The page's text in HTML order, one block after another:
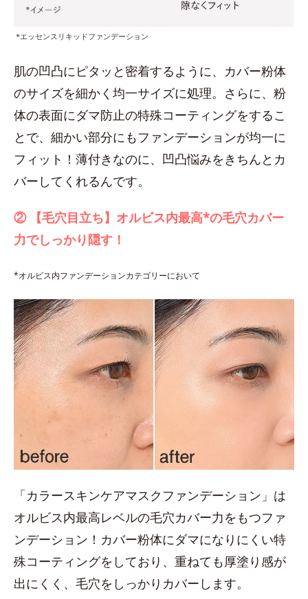
*エッセンスリキッドファンデーション
肌の凹凸にピタッと密着するように、カバー粉体
のサイズを細かく均一サイズに処理。さらに、粉
体の表面にダマ防止の特殊コーティングをするこ
とで、細かい部分にもファンデーションが均一に
フィット！薄付きなのに、凹凸悩みをきちんとカ
バーしてくれるんです。
② 【毛穴目立ち】オルビス内最高*の毛穴カバー
力でしっかり隠す！
*オルビス内ファンデーションカテゴリーにおいて
「カラースキンケアマスクファンデーション」は
オルビス内最高レベルの毛穴カバー力をもつファ
ンデーション！カバー粉体にダマになりにくい特
殊コーティングをしており、重ねても厚塗り感が
出にくく、毛穴をしっかりカバーします。